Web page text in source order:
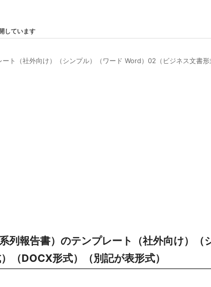
しています
ト（社外向け）（シンプル）（ワード Word）02（ビジネス文書形
列報告書）のテンプレート（社外向け）（
（DOCX形式）（別記が表形式）